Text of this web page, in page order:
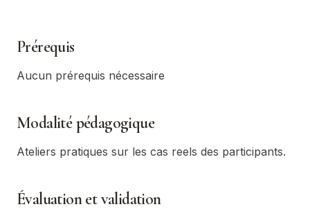
Prérequis
Aucun prérequis nécessaire
Modalité pédagogique
Ateliers pratiques sur les cas reels des participants.
Évaluation et validation